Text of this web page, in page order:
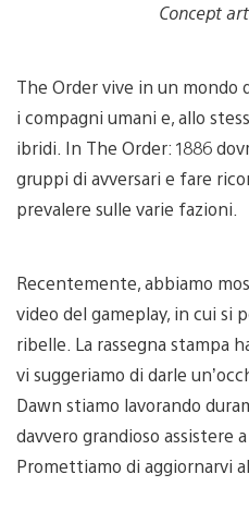
Concept
The Order vive in un mondo
i compagni umani e, allo
ibridi. In The Order: 1886
gruppi di avversari e fare
prevalere sulle varie fazioni.
Recentemente, abbiamo
video del gameplay, in cui si
ribelle. La rassegna stampa
vi suggeriamo di darle
Dawn stiamo lavorando
davvero grandioso assistere
Promettiamo di aggiornarvi